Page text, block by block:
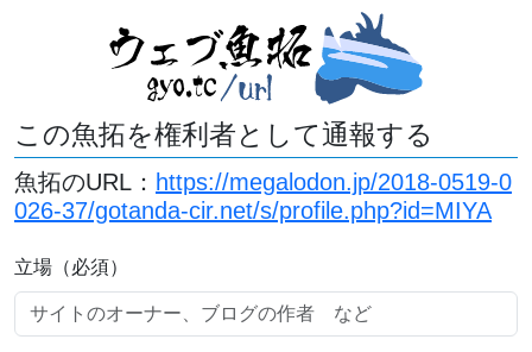
この魚拓を権利者として通報する
魚拓のURL： https://megalodon.jp/2018-0519-0
026-37/gotanda-cir.net/s/profile.php?id=MIYA
立場（必須）